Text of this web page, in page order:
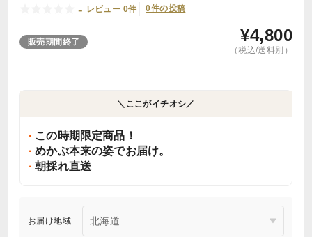
- レビュー 0件 0件の投稿
販売期間終了 ¥4,800
（税込/送料別）
＼ここがイチオシ／
この時期限定商品！
めかぶ本来の姿でお届け。
朝採れ直送
お届け地域